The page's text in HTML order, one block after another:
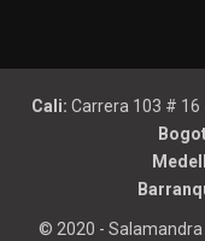
Cali: Carrera 103 # 16
© 2020 -